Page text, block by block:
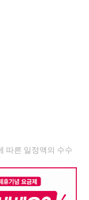
따른 일정액의 수수